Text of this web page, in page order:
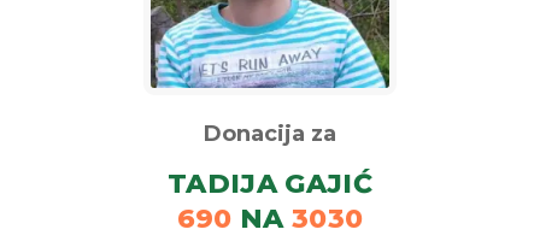
Donacija za
TADIJA GAJIĆ
690 NA 3030